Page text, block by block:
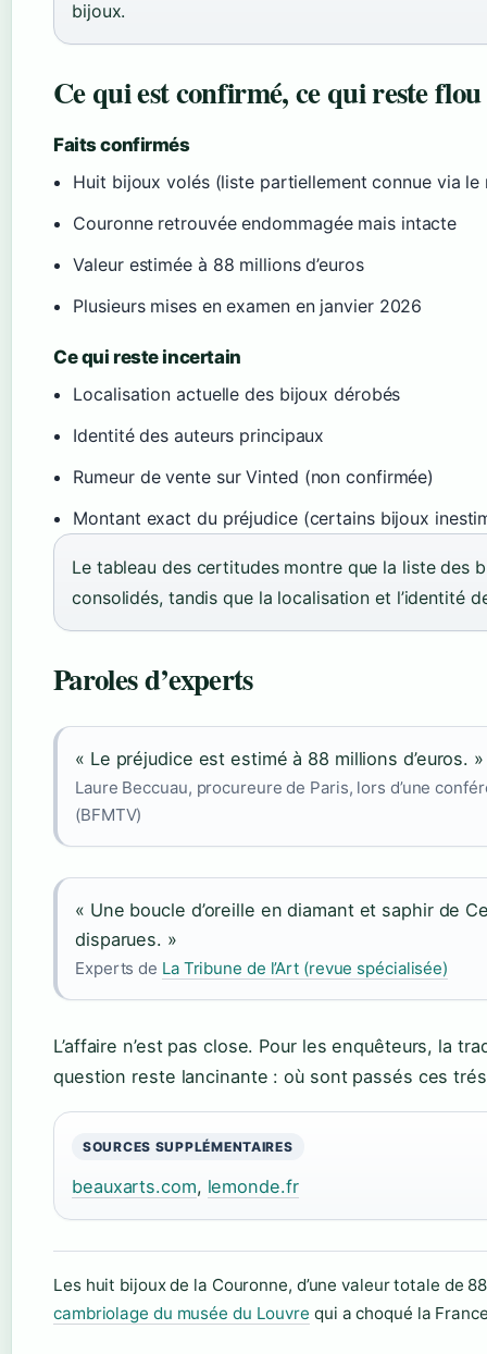
bijoux.
Ce qui est confirmé, ce qui reste flou
Faits confirmés
Huit bijoux volés (liste partiellement connue via le
Couronne retrouvée endommagée mais intacte
Valeur estimée à 88 millions d’euros
Plusieurs mises en examen en janvier 2026
Ce qui reste incertain
Localisation actuelle des bijoux dérobés
Identité des auteurs principaux
Rumeur de vente sur Vinted (non confirmée)
Montant exact du préjudice (certains bijoux
Le tableau des certitudes montre que la liste des
consolidés, tandis que la localisation et l’identité
Paroles d’experts
« Le préjudice est estimé à 88 millions d’euros. »
Laure Beccuau, procureure de Paris, lors d’une
(BFMTV)
« Une boucle d’oreille en diamant et saphir de
disparues. »
Experts de La Tribune de l’Art (revue spécialisée)
L’affaire n’est pas close. Pour les enquêteurs, la
question reste lancinante : où sont passés ces
SOURCES SUPPLÉMENTAIRES
beauxarts.com, lemonde.fr
Les huit bijoux de la Couronne, d’une valeur totale de
cambriolage du musée du Louvre qui a choqué la